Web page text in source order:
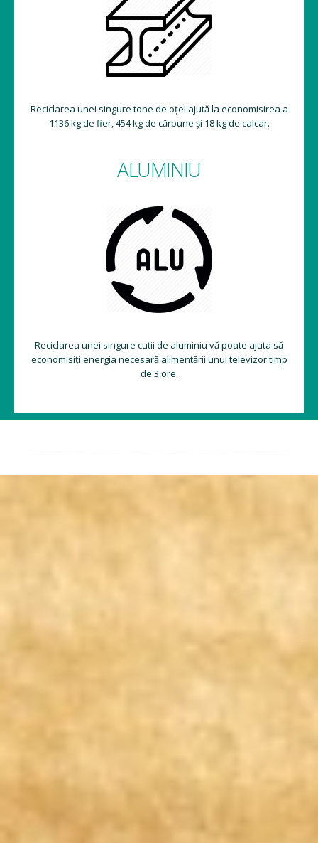
Reciclarea unei singure tone de oțel ajută la economisirea a
1136 kg de fier, 454 kg de cărbune și 18 kg de calcar.
ALUMINIU
Reciclarea unei singure cutii de aluminiu vă poate ajuta să
economisiți energia necesară alimentării unui televizor timp
de 3 ore.